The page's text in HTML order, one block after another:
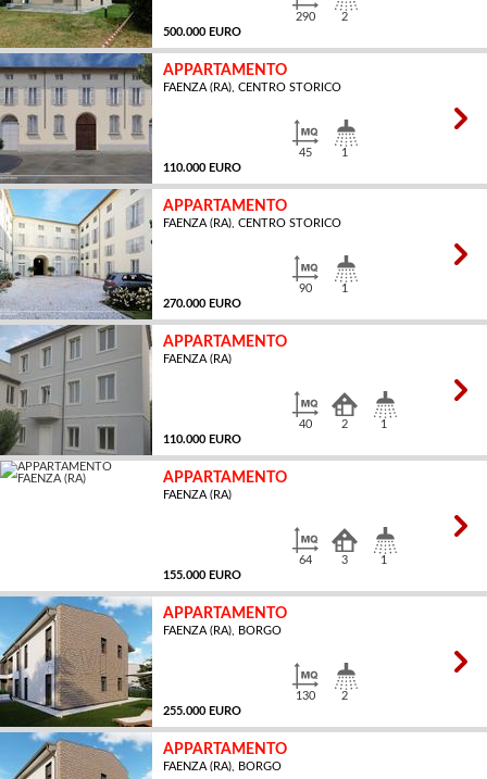
500.000 EURO
290 2
APPARTAMENTO
FAENZA (RA), CENTRO STORICO
110.000 EURO
45 1
APPARTAMENTO
FAENZA (RA), CENTRO STORICO
270.000 EURO
90 1
APPARTAMENTO
FAENZA (RA)
110.000 EURO
40 2 1
APPARTAMENTO
FAENZA (RA)
155.000 EURO
64 3 1
APPARTAMENTO
FAENZA (RA), BORGO
255.000 EURO
130 2
APPARTAMENTO
FAENZA (RA), BORGO